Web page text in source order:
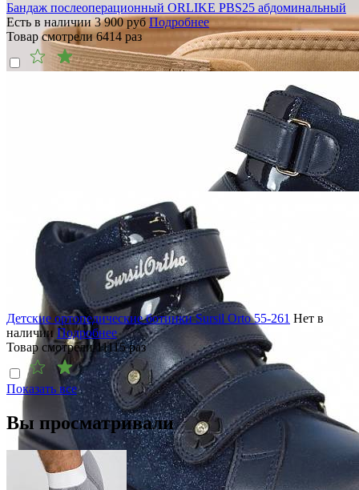
Бандаж послеоперационный ORLIKE PBS25 абдоминальный
Есть в наличии 3 900руб Подробнее
Товар смотрели 6414 раз
Детские ортопедические ботинки Sursil Orto 55-261 Нет в
наличии Подробнее
Товар смотрели11115раз
Показать все
Вы просматривали